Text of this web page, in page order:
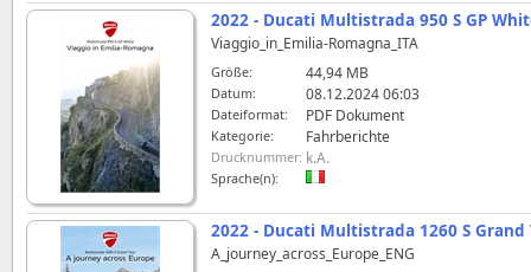
2022 - Ducati Multistrada 950 S GP
Viaggio_in_Emilia-Romagna_ITA
Größe: 44,94 MB
Datum: 08.12.2024 06:03
Dateiformat: PDF Dokument
Kategorie: Fahrberichte
Drucknummer: k.A.
Sprache(n):
2022 - Ducati Multistrada 1260 S Grand
A_journey_across_Europe_ENG